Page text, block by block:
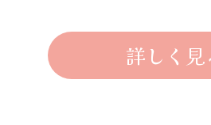
詳しく見